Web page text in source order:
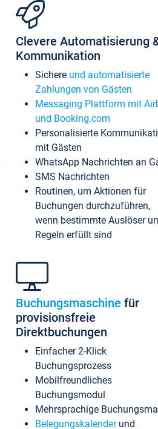
Clevere Automatisierung
Kommunikation
Sichere und automatisierte
Zahlungen von Gästen
Messaging Plattform mit
und Booking.com
Personalisierte
mit Gästen
WhatsApp Nachrichten an
SMS Nachrichten
Routinen, um Aktionen für
Buchungen durchzuführen,
wenn bestimmte Auslöser
Regeln erfüllt sind
Buchungsmaschine für
provisionsfreie
Direktbuchungen
Einfacher 2-Klick
Buchungsprozess
Mobilfreundliches
Buchungsmodul
Mehrsprachige
Belegungskalenderund